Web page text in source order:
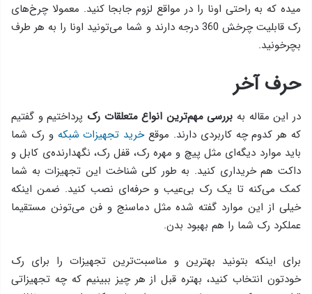
میده که به راحتی اونا را در مواقع لزوم جابجا کنید. معمولا چرخ‌های
رک قابلیت چرخش 360 درجه دارند و شما می‌تونید اونا را به هر طرف
بچرخونید.
حرف آخر
در این مقاله به بررسی مهم‌ترین انواع متعلقات رک پرداختیم و گفتیم
که هر کدوم چه کاربردی دارند. موقعخرید تجهیزات شبکه و رک شما
باید موارد دیگه‌ای مثل پیچ و مهره رک، قفل رک، نگهدارنده‌ی کابل و
داکت هم خریداری کنید. به طور کلی شناخت این تجهیزات به شما
کمک می‌کنه تا یک رک بی‌عیب و حرفه‌ای نصب کنید. ضمن اینکه
خیلی از این موارد گفته شده مثل دماسنج و فن می‌تونن مستقیما
عملکرد رک شما را هم بهبود بدن.
برای اینکه بتونید بهترین و مناسبت‌ترین تجهیزات را برای رک
خودتون انتخاب کنید، بهتره قبل از هر چیز ببینیم که چه تجهیزاتی